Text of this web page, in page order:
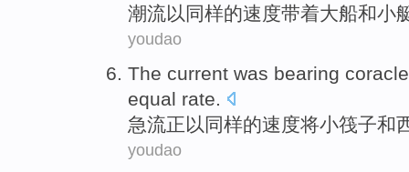
潮流以同样的速度带着大船和小
youdao
The current was bearing coracle
equal rate.
急流正以 同样的速度将小筏子和
youdao